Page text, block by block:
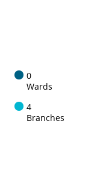
0
Wards
4
Branches